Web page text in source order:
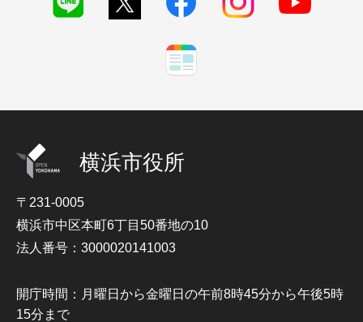
横浜市役所
〒231-0005
横浜市中区本町6丁目50番地の10
法人番号：3000020141003
開庁時間：月曜日から金曜日の午前8時45分から午後5時
15分まで